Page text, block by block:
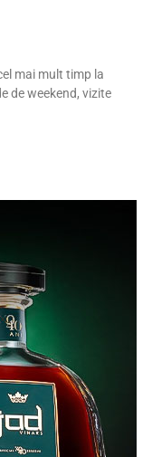
mai mult timp la
de weekend, vizite